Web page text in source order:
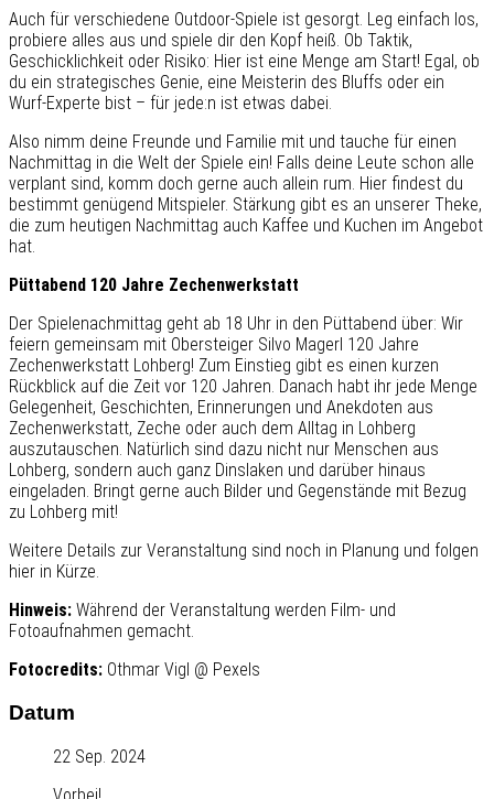
Auch für verschiedene Outdoor-Spiele ist gesorgt. Leg einfach los,
probiere alles aus und spiele dir den Kopf heiß. Ob Taktik,
Geschicklichkeit oder Risiko: Hier ist eine Menge am Start! Egal, ob
du ein strategisches Genie, eine Meisterin des Bluffs oder ein
Wurf-Experte bist – für jede:n ist etwas dabei.
Also nimm deine Freunde und Familie mit und tauche für einen
Nachmittag in die Welt der Spiele ein! Falls deine Leute schon alle
verplant sind, komm doch gerne auch allein rum. Hier findest du
bestimmt genügend Mitspieler. Stärkung gibt es an unserer Theke,
die zum heutigen Nachmittag auch Kaffee und Kuchen im Angebot
hat.
Püttabend 120 Jahre Zechenwerkstatt
Der Spielenachmittag geht ab 18 Uhr in den Püttabend über: Wir
feiern gemeinsam mit Obersteiger Silvo Magerl 120 Jahre
Zechenwerkstatt Lohberg! Zum Einstieg gibt es einen kurzen
Rückblick auf die Zeit vor 120 Jahren. Danach habt ihr jede Menge
Gelegenheit, Geschichten, Erinnerungen und Anekdoten aus
Zechenwerkstatt, Zeche oder auch dem Alltag in Lohberg
auszutauschen. Natürlich sind dazu nicht nur Menschen aus
Lohberg, sondern auch ganz Dinslaken und darüber hinaus
eingeladen. Bringt gerne auch Bilder und Gegenstände mit Bezug
zu Lohberg mit!
Weitere Details zur Veranstaltung sind noch in Planung und folgen
hier in Kürze.
Hinweis: Während der Veranstaltung werden Film- und
Fotoaufnahmen gemacht.
Fotocredits: Othmar Vigl @ Pexels
Datum
22 Sep. 2024